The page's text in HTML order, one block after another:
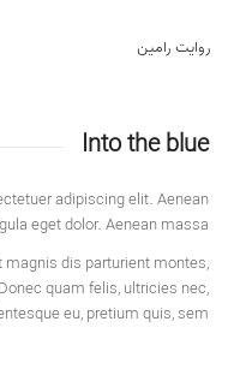
روایت رامین
Into the blue
adipiscing elit. Aenean
eget dolor. Aenean massa.
dis parturient montes,
quam felis, ultricies nec,
eu, pretium quis, sem.